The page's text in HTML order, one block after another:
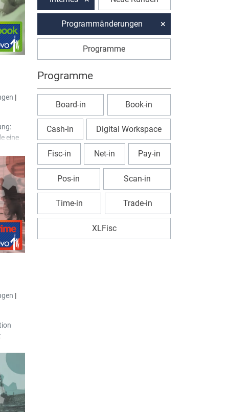
|
eine
eine
|
Programmänderungen
Programme
Programme
Board-in Book-in
Cash-in Digital Workspace
Fisc-in Net-in Pay-in
Pos-in Scan-in
Time-in Trade-in
XLFisc